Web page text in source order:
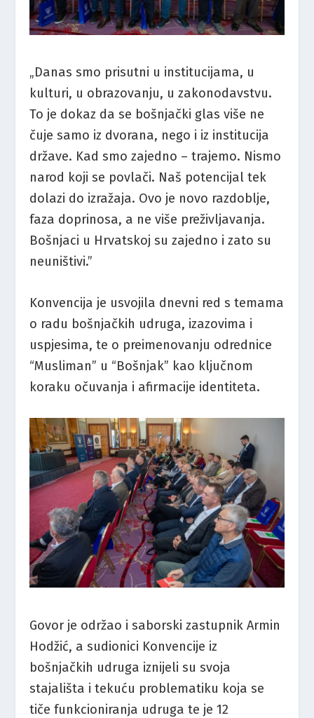
„Danas smo prisutni u institucijama, u
kulturi, u obrazovanju, u zakonodavstvu.
To je dokaz da se bošnjački glas više ne
čuje samo iz dvorana, nego i iz institucija
države. Kad smo zajedno – trajemo. Nismo
narod koji se povlači. Naš potencijal tek
dolazi do izražaja. Ovo je novo razdoblje,
faza doprinosa, a ne više preživljavanja.
Bošnjaci u Hrvatskoj su zajedno i zato su
neuništivi.”
Konvencija je usvojila dnevni red s temama
o radu bošnjačkih udruga, izazovima i
uspjesima, te o preimenovanju odrednice
“Musliman” u “Bošnjak” kao ključnom
koraku očuvanja i afirmacije identiteta.
Govor je održao i saborski zastupnik Armin
Hodžić, a sudionici Konvencije iz
bošnjačkih udruga iznijeli su svoja
stajališta i tekuću problematiku koja se
tiče funkcioniranja udruga te je 12